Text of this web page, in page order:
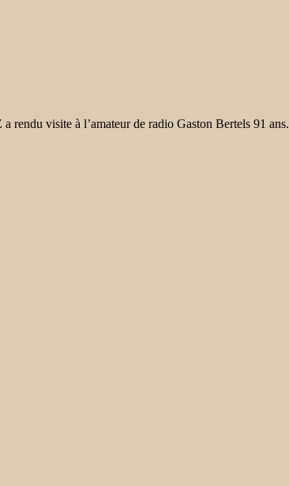
rendu visite à l’amateur de radio Gaston Bertels 91 ans.